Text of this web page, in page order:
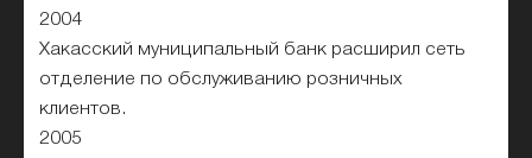
2004
Хакасский муниципальный банк расширил сеть
отделение по обслуживанию розничных
клиентов.
2005